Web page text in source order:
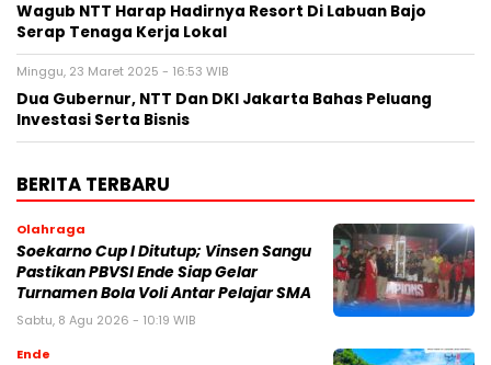
Wagub NTT Harap Hadirnya Resort Di Labuan Bajo
Serap Tenaga Kerja Lokal
Minggu, 23 Maret 2025 - 16:53 WIB
Dua Gubernur, NTT Dan DKI Jakarta Bahas Peluang
Investasi Serta Bisnis
BERITA TERBARU
Olahraga
Soekarno Cup I Ditutup; Vinsen Sangu
Pastikan PBVSI Ende Siap Gelar
Turnamen Bola Voli Antar Pelajar SMA
Sabtu, 8 Agu 2026 - 10:19 WIB
Ende